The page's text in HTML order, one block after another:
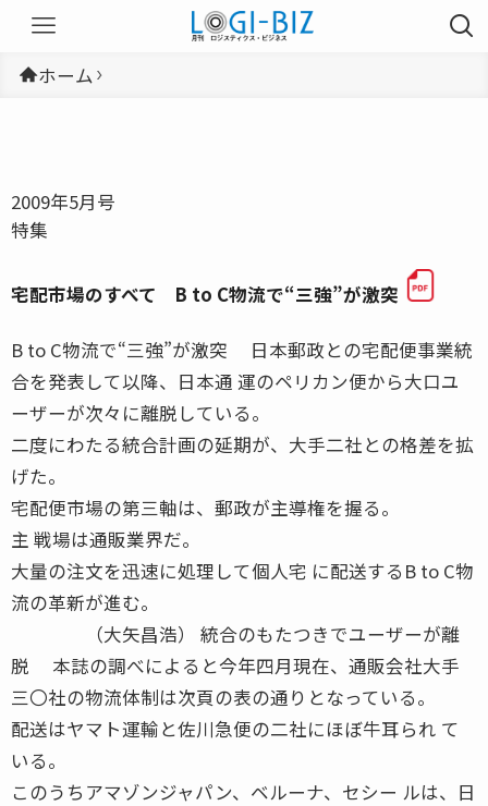
ホーム
2009年5月号
特集
宅配市場のすべて B to C物流で“三強”が激突
B to C物流で“三強”が激突 日本郵政との宅配便事業統
合を発表して以降、日本通 運のペリカン便から大口ユ
ーザーが次々に離脱している。
二度にわたる統合計画の延期が、大手二社との格差を拡
げた。
宅配便市場の第三軸は、郵政が主導権を握る。
主 戦場は通販業界だ。
大量の注文を迅速に処理して個人宅 に配送するB to C物
流の革新が進む。
（大矢昌浩） 統合のもたつきでユーザーが離
脱 本誌の調べによると今年四月現在、通販会社大手
三〇社の物流体制は次頁の表の通りとなっている。
配送はヤマト運輸と佐川急便の二社にほぼ牛耳られ て
いる。
このうちアマゾンジャパン、ベルーナ、セシー ルは、日